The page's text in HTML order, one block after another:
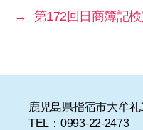
→
第172回日商簿記
鹿児島県指宿市大牟礼
TEL：0993-22-2473